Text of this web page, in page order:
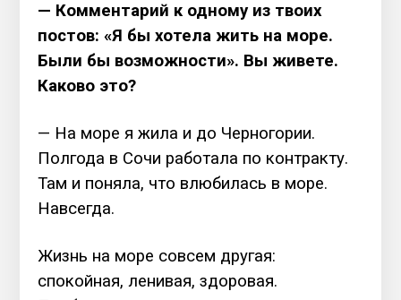
— Комментарий к одному из твоих
постов: «Я бы хотела жить на море.
Были бы возможности». Вы живете.
Каково это?
— На море я жила и до Черногории.
Полгода в Сочи работала по контракту.
Там и поняла, что влюбилась в море.
Навсегда.
Жизнь на море совсем другая:
спокойная, ленивая, здоровая.